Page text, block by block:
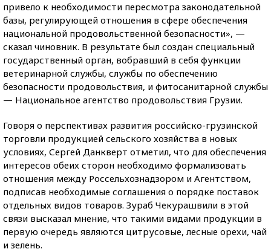
привело к необходимости пересмотра законодательной
базы, регулирующей отношения в сфере обеспечения
национальной продовольственной безопасности», —
сказал чиновник. В результате был создан специальный
государственный орган, вобравший в себя функции
ветеринарной службы, службы по обеспечению
безопасности продовольствия, и фитосанитарной службы
— Национальное агентство продовольствия Грузии.
Говоря о перспективах развития российско-грузинской
торговли продукцией сельского хозяйства в новых
условиях, Сергей Данкверт отметил, что для обеспечения
интересов обеих сторон необходимо формализовать
отношения между Россельхознадзором и Агентством,
подписав необходимые соглашения о порядке поставок
отдельных видов товаров. Зураб Чекурашвили в этой
связи высказал мнение, что такими видами продукции в
первую очередь являются цитрусовые, лесные орехи, чай
и зелень.